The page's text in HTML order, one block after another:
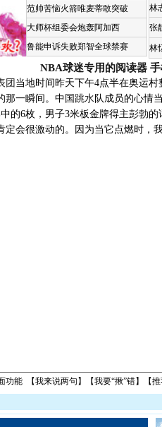
范帅苦恼火箭唯麦蒂敢突破
大师杯组委会炮轰阿加西
鲁能申诉失败郑智全球禁赛
林
张
林
NBA球迷专用的阅读器
团 当地时间昨天下午4点半在奥运
那一瞬间。中国 跳水队成员的心情
的6枚，男子3米板金牌得主彭勃的
定会很激动的。因为当它点燃时，
功能 【我来说两句 】【我要“揪”错】【